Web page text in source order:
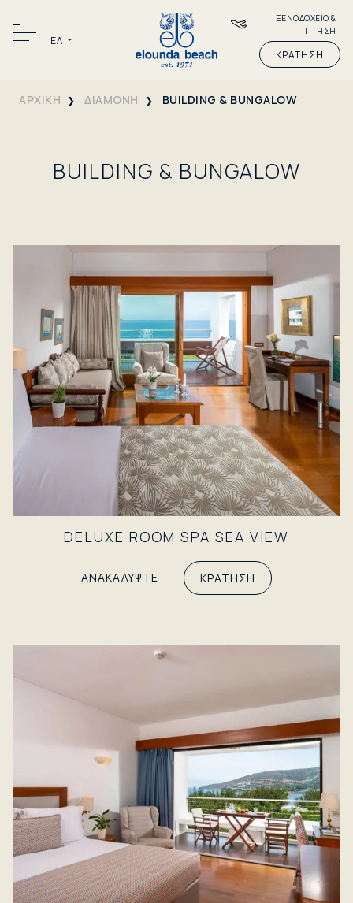
ΕΛ
ΞΕΝΟΔΟΧΕΙΟ &
ΠΤΗΣΗ
ΚΡΑΤΗΣΗ
ΑΡΧΙΚΗ ΔΙΑΜΟΝΗ BUILDING & BUNGALOW
BUILDING & BUNGALOW
DELUXE ROOM SPA SEA VIEW
ΑΝΑΚΑΛΥΨΤΕ ΚΡΑΤΗΣΗ